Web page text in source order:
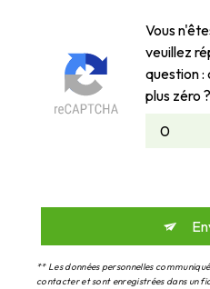
Vous
veuillez
question
plus zéro ?
** Les données personnelles
contacter et sont enregistrées dans un